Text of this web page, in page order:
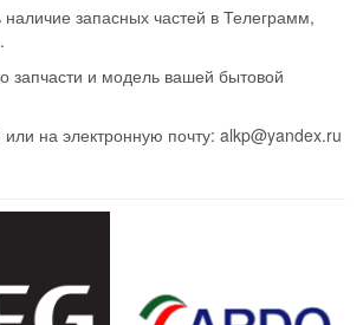
наличие запасных частей в Телеграмм,
запчасти и модель вашей бытовой
на электронную почту: alkp@yandex.ru